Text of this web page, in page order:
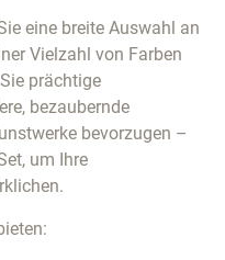
eine breite Auswahl an
Vielzahl von Farben
prächtige
bezaubernde
bevorzugen –
um Ihre